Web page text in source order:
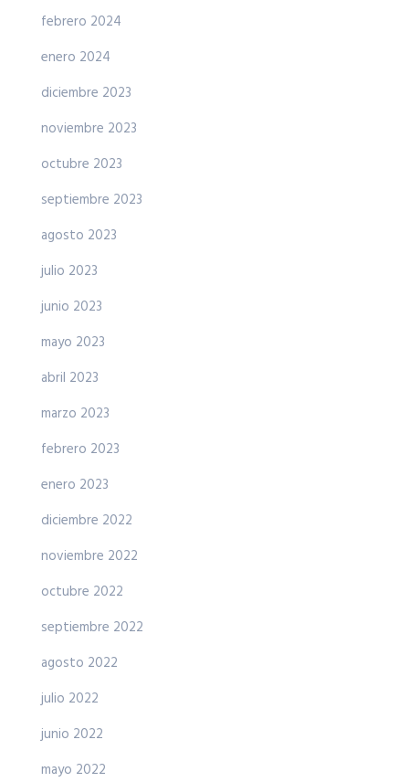
febrero 2024
enero 2024
diciembre 2023
noviembre 2023
octubre 2023
septiembre 2023
agosto 2023
julio 2023
junio 2023
mayo 2023
abril 2023
marzo 2023
febrero 2023
enero 2023
diciembre 2022
noviembre 2022
octubre 2022
septiembre 2022
agosto 2022
julio 2022
junio 2022
mayo 2022